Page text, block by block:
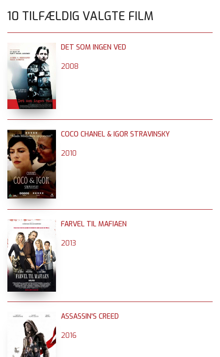
10 TILFÆLDIG VALGTE FILM
DET SOM INGEN VED
2008
COCO CHANEL & IGOR STRAVINSKY
2010
FARVEL TIL MAFIAEN
2013
ASSASSIN'S CREED
2016